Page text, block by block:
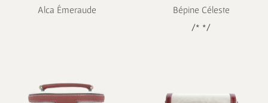
Alca Émeraude
Bépine Céleste
/* */